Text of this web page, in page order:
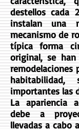
destellos cada
instalan una
mecanismo de
típica forma
original, se han
remodelaciones
importantes las
La apariencia
debe a
llevadas a cabo